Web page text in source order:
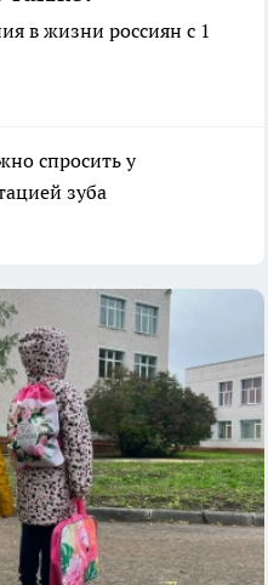
в жизни россиян с 1
спросить у
зуба